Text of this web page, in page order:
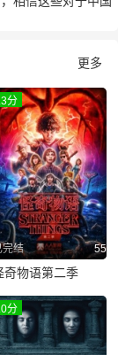
更多
分
完结 55
奇物语第二季
分